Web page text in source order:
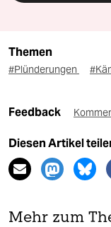
Themen
#Plünderungen
Feedback
Diesen Artikel
Mehr zum